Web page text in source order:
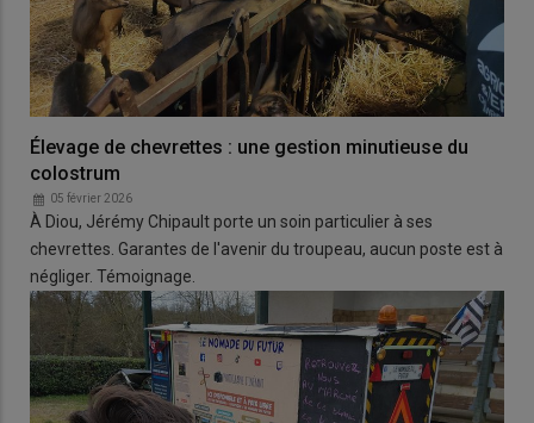
Élevage de chevrettes : une gestion minutieuse du
colostrum
05 février 2026
À Diou, Jérémy Chipault porte un soin particulier à ses
chevrettes. Garantes de l'avenir du troupeau, aucun poste est à
négliger. Témoignage.